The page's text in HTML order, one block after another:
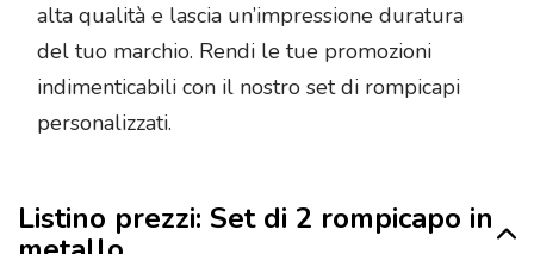
alta qualità e lascia un’impressione duratura
del tuo marchio. Rendi le tue promozioni
indimenticabili con il nostro set di rompicapi
personalizzati.
Listino prezzi: Set di 2 rompicapo in